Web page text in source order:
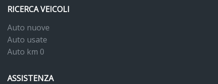
RICERCA VEICOLI
Auto nuove
Auto usate
Auto km 0
ASSISTENZA